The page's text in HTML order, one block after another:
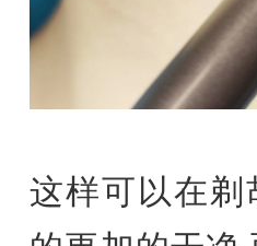
这样可以在剃